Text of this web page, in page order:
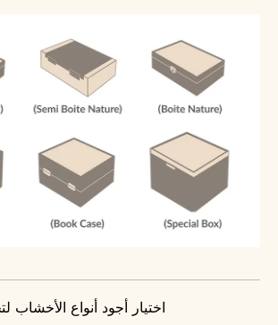
اختيار أجود أنواع الأخشاب